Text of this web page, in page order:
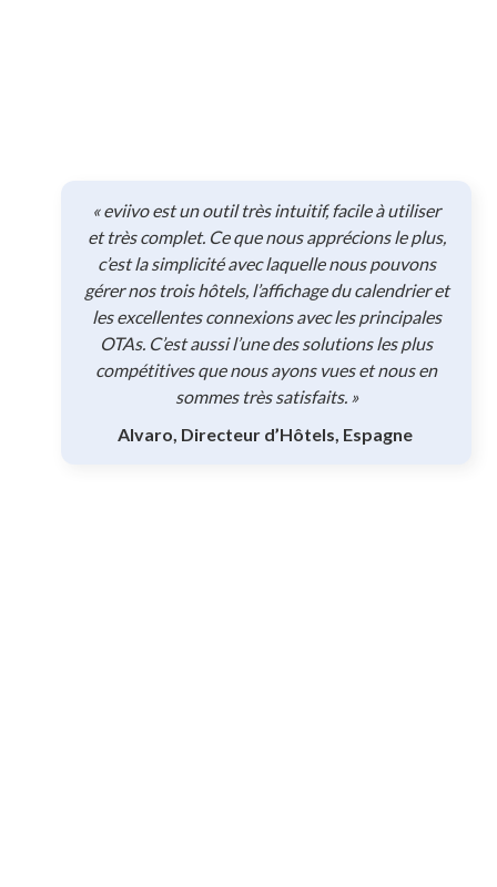
« eviivo est un outil très intuitif, facile à utiliser
et très complet. Ce que nous apprécions le plus,
c’est la simplicité avec laquelle nous pouvons
gérer nos trois hôtels, l’affichage du calendrier et
les excellentes connexions avec les principales
OTAs. C’est aussi l’une des solutions les plus
compétitives que nous ayons vues et nous en
sommes très satisfaits. »
Alvaro, Directeur d’Hôtels, Espagne